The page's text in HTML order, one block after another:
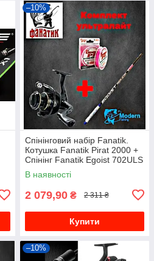
–10%
Спінінговий набір Fanatik.
Котушка Fanatik Pirat 2000 +
Спінінг Fanatik Egoist 702ULS
2.10 m 1-5g + Шнур
В наявності
2 079,90 ₴ 2 311 ₴
Купити
–10%